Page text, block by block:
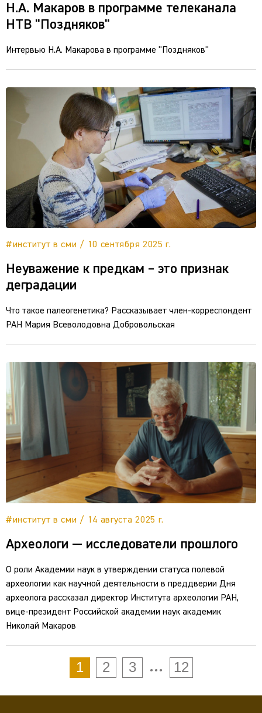
Н.А. Макаров в программе телеканала
НТВ "Поздняков"
Интервью Н.А. Макарова в программе "Поздняков"
#институт в сми / 10 сентября 2025 г.
Неуважение к предкам – это признак
деградации
Что такое палеогенетика? Рассказывает член-корреспондент
РАН Мария Всеволодовна Добровольская
#институт в сми / 14 августа 2025 г.
Археологи — исследователи прошлого
О роли Академии наук в утверждении статуса полевой
археологии как научной деятельности в преддверии Дня
археолога рассказал директор Института археологии РАН,
вице-президент Российской академии наук академик
Николай Макаров
1 2 3 ... 12